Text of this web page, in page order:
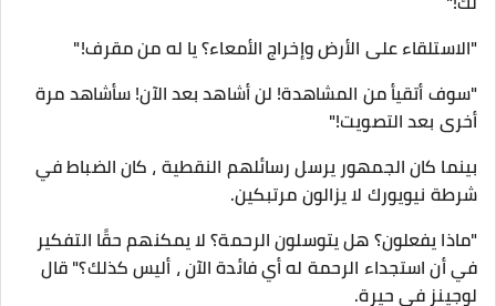
"الاستلقاء على الأرض وإخراج الأمعاء؟ يا له من مقرف!"
"سوف أتقيأ من المشاهدة! لن أشاهد بعد الآن! سأشاهد مرة
أخرى بعد التصويت!"
بينما كان الجمهور يرسل رسائلهم النقطية ، كان الضباط في
شرطة نيويورك لا يزالون مرتبكين.
"ماذا يفعلون؟ هل يتوسلون الرحمة؟ لا يمكنهم حقًا التفكير
في أن استجداء الرحمة له أي فائدة الآن ، أليس كذلك؟" قال
لوجينز في حيرة.